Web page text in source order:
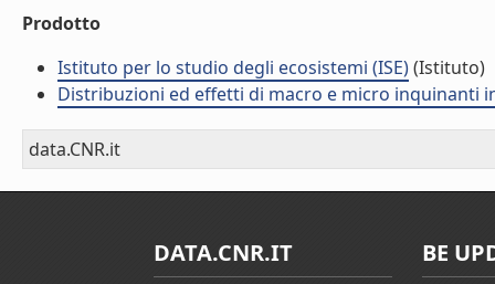
Prodotto
Istituto per lo studio degli ecosistemi (ISE)(Istituto)
Distribuzioni ed effetti di macro e micro inquinanti
data.CNR.it
DATA.CNR.IT BE